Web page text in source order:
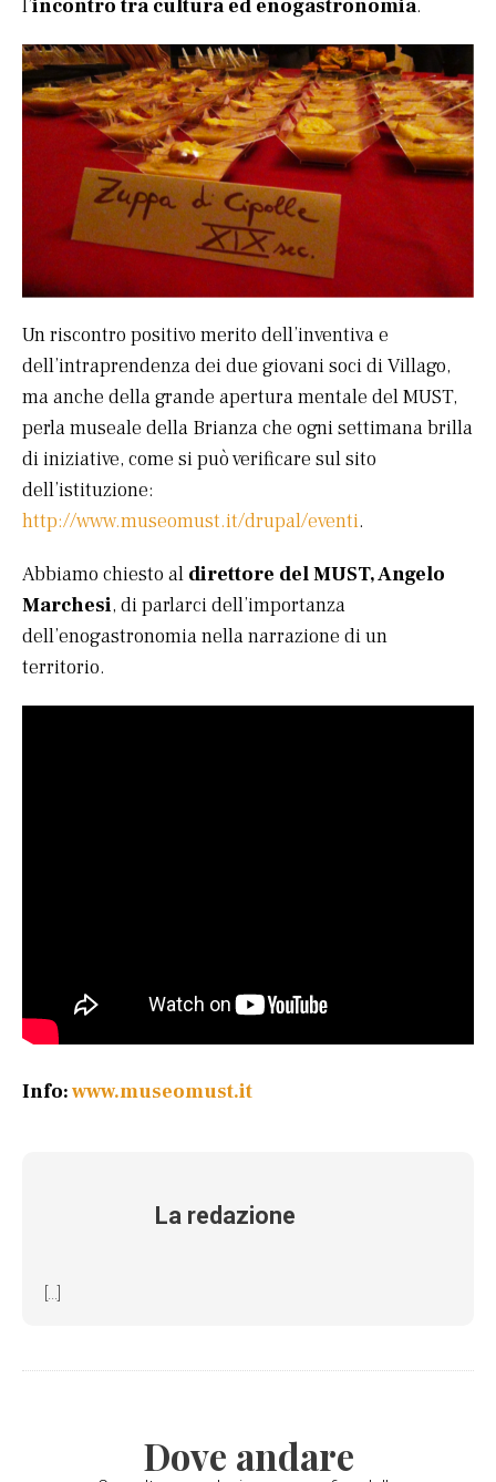
l’incontro tra cultura ed enogastronomia.
Un riscontro positivo merito dell’inventiva e
dell’intraprendenza dei due giovani soci di Villago,
ma anche della grande apertura mentale del MUST,
perla museale della Brianza che ogni settimana brilla
di iniziative, come si può verificare sul sito
dell’istituzione:
http://www.museomust.it/drupal/eventi.
Abbiamo chiesto al direttore del MUST,Angelo
Marchesi, di parlarci dell’importanza
dell’enogastronomia nella narrazione di un
territorio.
Info:www.museomust.it
La redazione
[...]
Dove andare